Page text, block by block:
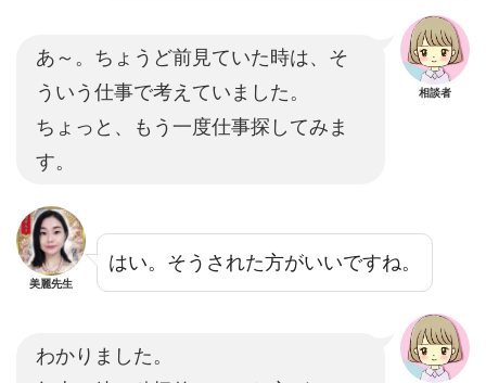
あ～。ちょうど前見ていた時は、そ
ういう仕事で考えていました。
ちょっと、もう一度仕事探してみま
す。
相談者
美麗先生
はい。そうされた方がいいですね。
わかりました。